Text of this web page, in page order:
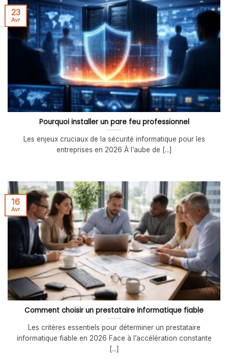
Pourquoi installer un pare feu professionnel
Les enjeux cruciaux de la sécurité informatique pour les
entreprises en 2026 À l’aube de [...]
23
Avr
Comment choisir un prestataire informatique fiable
Les critères essentiels pour déterminer un prestataire
informatique fiable en 2026 Face à l’accélération constante
[...]
16
Avr